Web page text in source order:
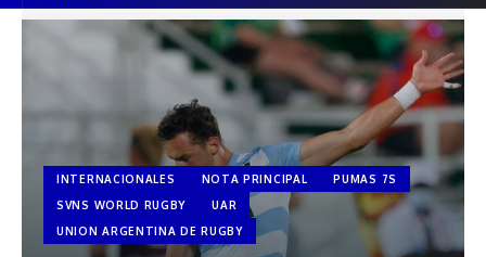
INTERNACIONALES NOTA PRINCIPAL
PUMAS 7S
SVNS WORLD RUGBY
UAR
UNION ARGENTINA DE RUGBY